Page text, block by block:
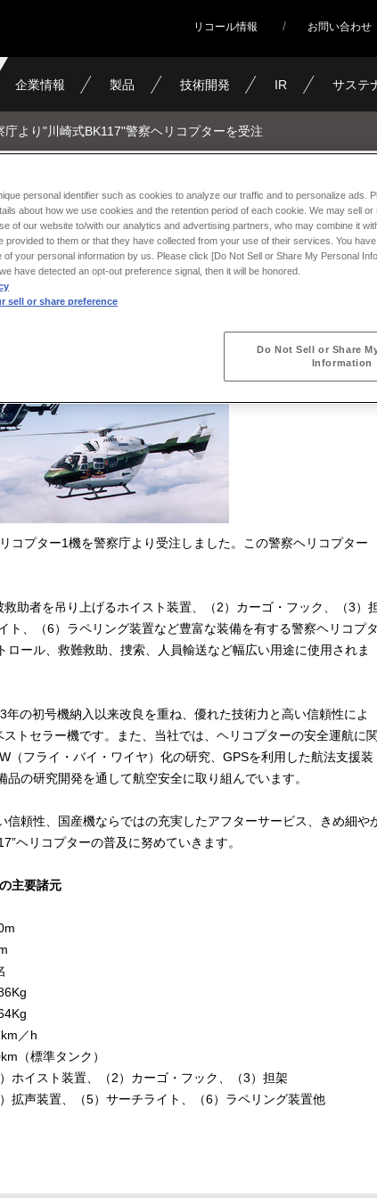
リコール情報 お問い合わせ
企業情報 製品 技術開発 IR サステ
庁より"川崎式BK117"警察ヘリコプターを受注
BK117"警察ヘリコプターを
コプター1機を警察庁より受注しました。この警察ヘリコプター
助者を吊り上げるホイスト装置、（2）カーゴ・フック、（3）
ト、（6）ラペリング装置など豊富な装備を有する警察ヘリコプタ
ロール、救難救助、捜索、人員輸送など幅広い用途に使用されま
年の初号機納入以来改良を重ね、優れた技術力と高い信頼性によ
トセラー機です。また、当社では、ヘリコプターの安全運航に関
（フライ・バイ・ワイヤ）化の研究、GPSを利用した航法支援装
の研究開発を通して航空安全に取り組んでいます。
信頼性、国産機ならではの充実したアフターサービス、きめ細や
ヘリコプターの普及に努めていきます。
主要諸元
／h
（標準タンク）
）ホイスト装置、（2）カーゴ・フック、（3）担架
）拡声装置、（5）サーチライト、（6）ラペリング装置他
personal identifier such as cookies to analyze our traffic and to personalize ads.
about how we use cookies and the retention period of each cookie. We may sell or
of our website to/with our analytics and advertising partners, who may combine it
provided to them or that they have collected from your use of their services. You
of your personal information by us. Please click [Do Not Sell or Share My Personal
have detected an opt-out preference signal, then it will be honored.
sell or share preference
Do Not Sell or Share
Information